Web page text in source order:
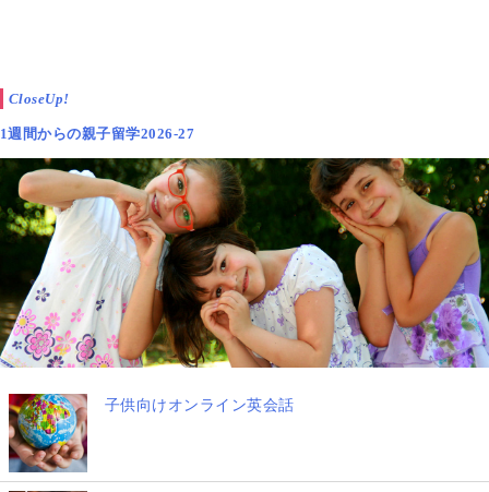
CloseUp!
1週間からの親子留学2026-27
子供向けオンライン英会話